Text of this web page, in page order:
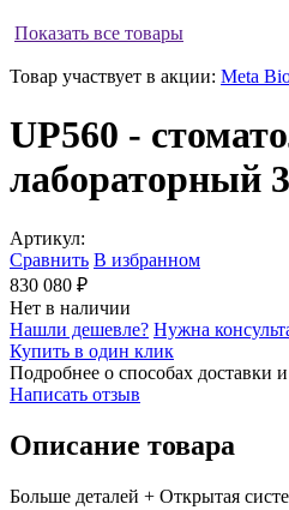
Показать все товары
Товар участвует в акции: Meta
UP560 -
лабораторный
Артикул:
Сравнить В избранном
830 080 ₽
Нет в наличии
Нашли дешевле? Нужна
Купить в один клик
Подробнее о способах доставки
Написать отзыв
Описание товара
Больше деталей + Открытая